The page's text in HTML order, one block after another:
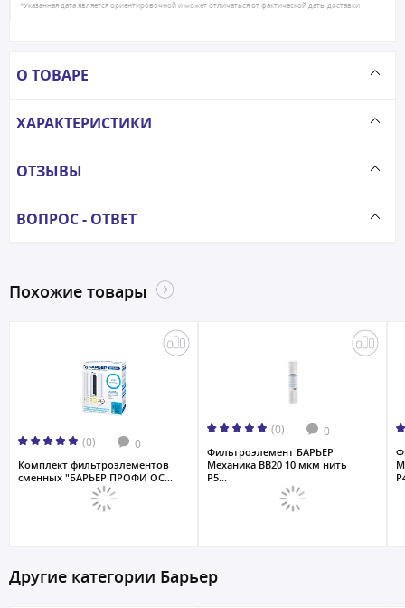
*Указанная дата является ориентировочной и может отличаться от фактической даты доставки
О ТОВАРЕ
ХАРАКТЕРИСТИКИ
ОТЗЫВЫ
ВОПРОС - ОТВЕТ
Похожие товары
(0) 0
Комплект фильтроэлементов
сменных "БАРЬЕР ПРОФИ ОС...
(0) 0
Фильтроэлемент БАРЬЕР
Механика ВВ20 10 мкм нить
Р5...
Другие категории Барьер